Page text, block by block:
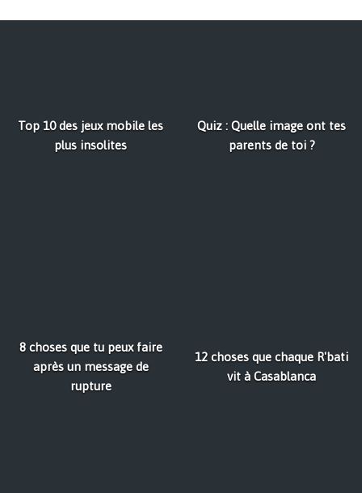
Top 10 des jeux mobile les
plus insolites
Quiz : Quelle image ont tes
parents de toi ?
8 choses que tu peux faire
après un message de
rupture
12 choses que chaque R'bati
vit à Casablanca